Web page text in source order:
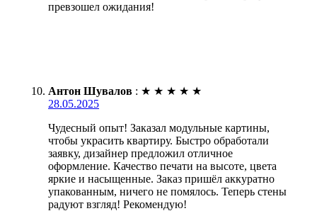
превзошел ожидания!
Антон Шувалов : ★ ★ ★ ★ ★
28.05.2025
Чудесный опыт! Заказал модульные картины,
чтобы украсить квартиру. Быстро обработали
заявку, дизайнер предложил отличное
оформление. Качество печати на высоте, цвета
яркие и насыщенные. Заказ пришёл аккуратно
упакованным, ничего не помялось. Теперь стены
радуют взгляд! Рекомендую!